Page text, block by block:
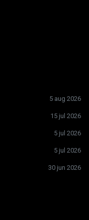
5 aug 2026
15 jul 2026
5 jul 2026
5 jul 2026
30 jun 2026